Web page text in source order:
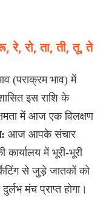
रे, रो, ता, ती, तू, ते
(पराक्रम भाव) में
इस राशि के
में आज एक विलक्षण
आज आपके संचार
में भूरी-भूरी
से जुड़े जातकों को
मंच प्राप्त होगा।